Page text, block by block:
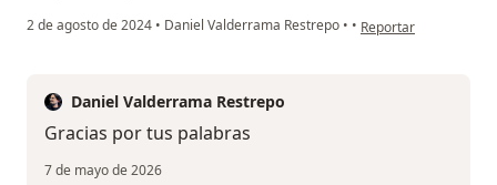
2 de agosto de 2024 • Daniel Valderrama Restrepo • • en opinión del
Reportar
Daniel Valderrama Restrepo
Gracias por tus palabras
7 de mayo de 2026